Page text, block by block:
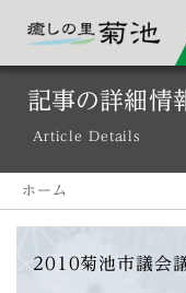
記事の詳細情
Article Details
ホーム
2010菊池市議会